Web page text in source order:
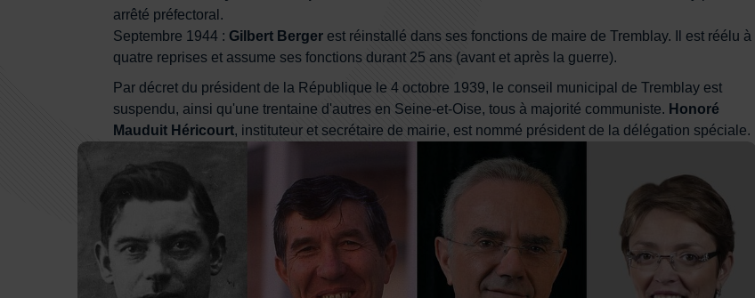
De gauche à droite : Gilbert Berger, Georges Prudhomme, François Asensi, Virginie De Carvalho
arrêté préfectoral.
Septembre 1944 : Gilbert Berger est réinstallé dans ses fonctions de maire de Tremblay. Il est réélu à
quatre reprises et assume ses fonctions durant 25 ans (avant et après la guerre).
Par décret du président de la République le 4 octobre 1939, le conseil municipal de Tremblay est
suspendu, ainsi qu'une trentaine d'autres en Seine-et-Oise, tous à majorité communiste. Honoré
Mauduit Héricourt, instituteur et secrétaire de mairie, est nommé président de la délégation spéciale.